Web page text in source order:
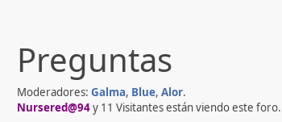
Preguntas
Moderadores: Galma, Blue, Alor.
Nursered@94y 11 Visitantes están viendo este foro.